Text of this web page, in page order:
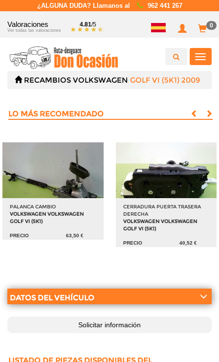
¿ALGUNA DUDA? Llamanos al 962 441 267
Valoraciones
Ver todas las valoraciones
4.81/5 0
RECAMBIOS VOLKSWAGEN GOLF VI (5K1) 2009
LO MÁS RECOMENDADO
PALANCA CAMBIO
VOLKSWAGEN VOLKSWAGEN
GOLF VI (5K1)
PRECIO 63,50 €
CERRADURA PUERTA TRASERA
DERECHA
VOLKSWAGEN VOLKSWAGEN
GOLF VI (5K1)
PRECIO 40,52 €
DATOS DEL VEHÍCULO
Solicitar información